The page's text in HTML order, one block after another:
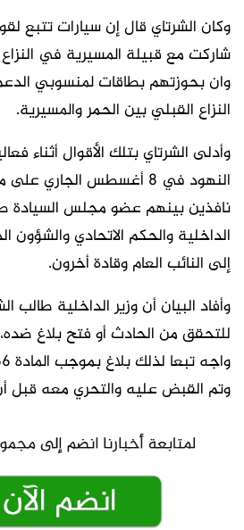
وكان الشرتاي قال إن سيارات تتبع
شاركت مع قبيلة المسيرية في النزاع
وان بحوزتهم بطاقات لمنسوبي
النزاع القبلي بين الحمر والمسيرية.
وأدلى الشرتاي بتلك الأقوال أثناء
النهود في 8 أغسطس
نافذين بينهم عضو مجلس السيادة
الداخلية والحكم الاتحادي والشؤون
إلى النائب العام وقادة أخرون.
وأفاد البيان أن وزير الداخلية طالب
للتحقق من الحادث أو فتح بلاغ
وتم القبض عليه والتحري معه قبل